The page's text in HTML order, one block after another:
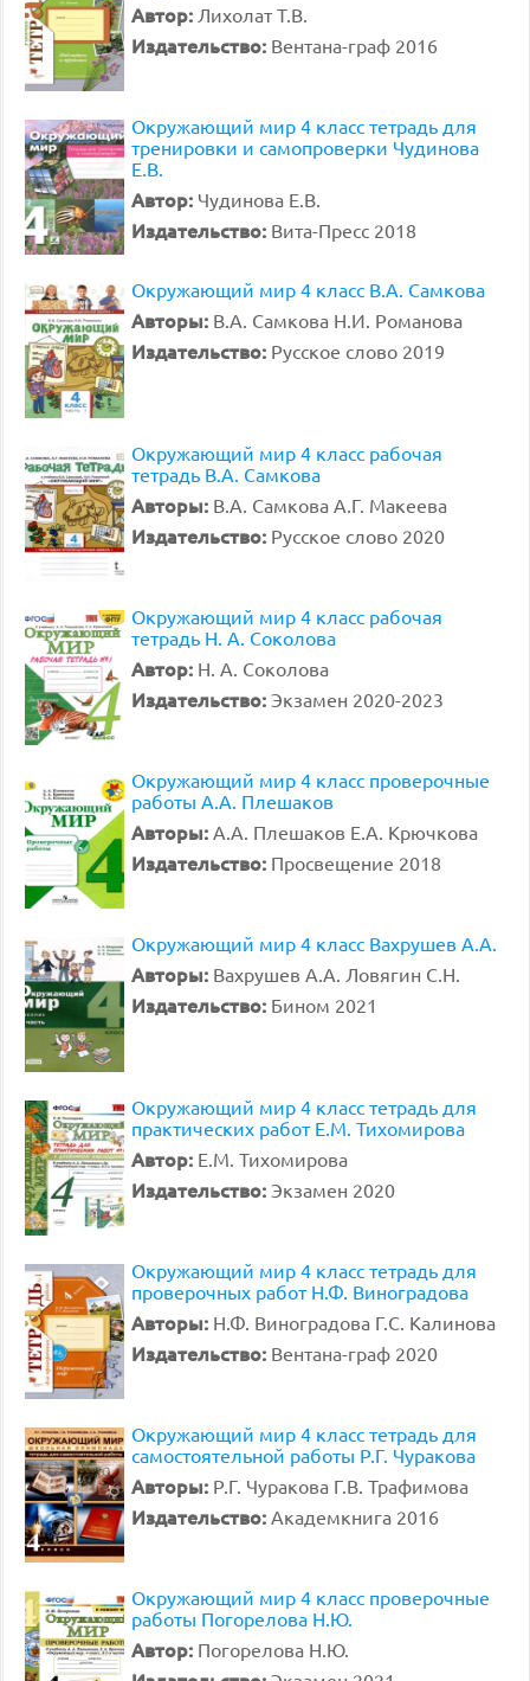
Автор: Лихолат Т.В.
Издательство: Вентана-граф 2016
Окружающий мир 4 класс тетрадь для
тренировки и самопроверки Чудинова
Е.В.
Автор: Чудинова Е.В.
Издательство: Вита-Пресс 2018
Окружающий мир 4 класс В.А. Самкова
Авторы: В.А. Самкова Н.И. Романова
Издательство: Русское слово 2019
Окружающий мир 4 класс рабочая
тетрадь В.А. Самкова
Авторы: В.А. Самкова А.Г. Макеева
Издательство: Русское слово 2020
Окружающий мир 4 класс рабочая
тетрадь Н. А. Соколова
Автор: Н. А. Соколова
Издательство: Экзамен 2020-2023
Окружающий мир 4 класс проверочные
работы А.А. Плешаков
Авторы: А.А. Плешаков Е.А. Крючкова
Издательство: Просвещение 2018
Окружающий мир 4 класс Вахрушев А.А.
Авторы: Вахрушев А.А. Ловягин С.Н.
Издательство: Бином 2021
Окружающий мир 4 класс тетрадь для
практических работ Е.М. Тихомирова
Автор: Е.М. Тихомирова
Издательство: Экзамен 2020
Окружающий мир 4 класс тетрадь для
проверочных работ Н.Ф. Виноградова
Авторы: Н.Ф. Виноградова Г.С. Калинова
Издательство: Вентана-граф 2020
Окружающий мир 4 класс тетрадь для
самостоятельной работы Р.Г. Чуракова
Авторы: Р.Г. Чуракова Г.В. Трафимова
Издательство: Академкнига 2016
Окружающий мир 4 класс проверочные
работы Погорелова Н.Ю.
Автор: Погорелова Н.Ю.